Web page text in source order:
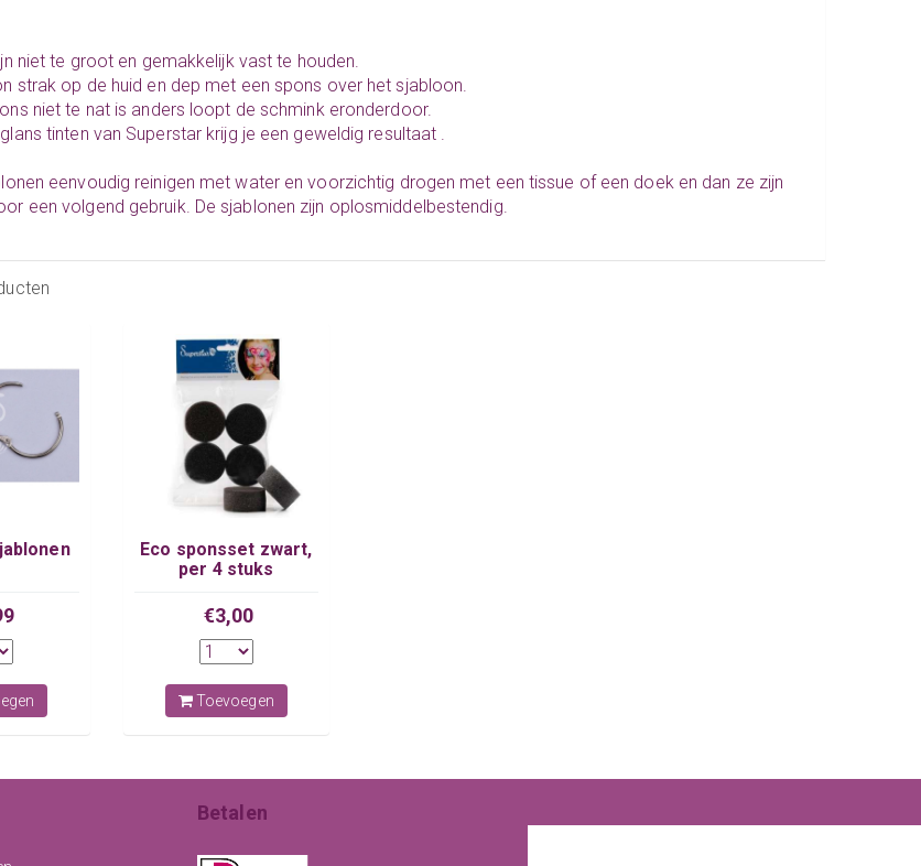
niet te groot en gemakkelijk vast te houden.
strak op de huid en dep met een spons over het sjabloon.
niet te nat is anders loopt de schmink eronderdoor.
tinten van Superstar krijg je een geweldig resultaat .
eenvoudig reinigen met water en voorzichtig drogen met een tissue of een doek en dan ze zijn
een volgend gebruik. De sjablonen zijn oplosmiddelbestendig.
Eco sponsset zwart,
per 4 stuks
€3,00
Toevoegen
Betalen